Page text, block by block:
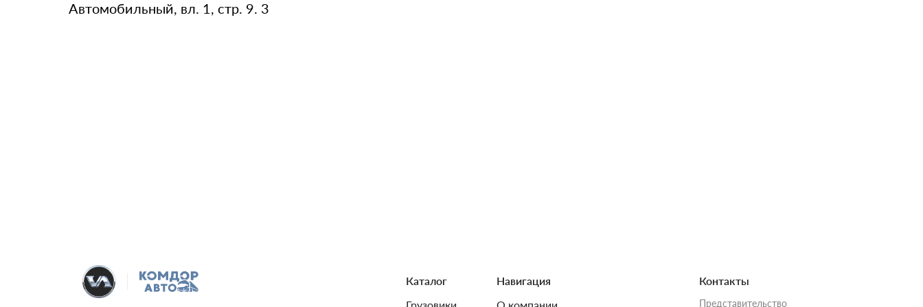
Автомобильный, вл. 1, стр. 9. 3
Каталог
Навигация
Контакты
Представительство